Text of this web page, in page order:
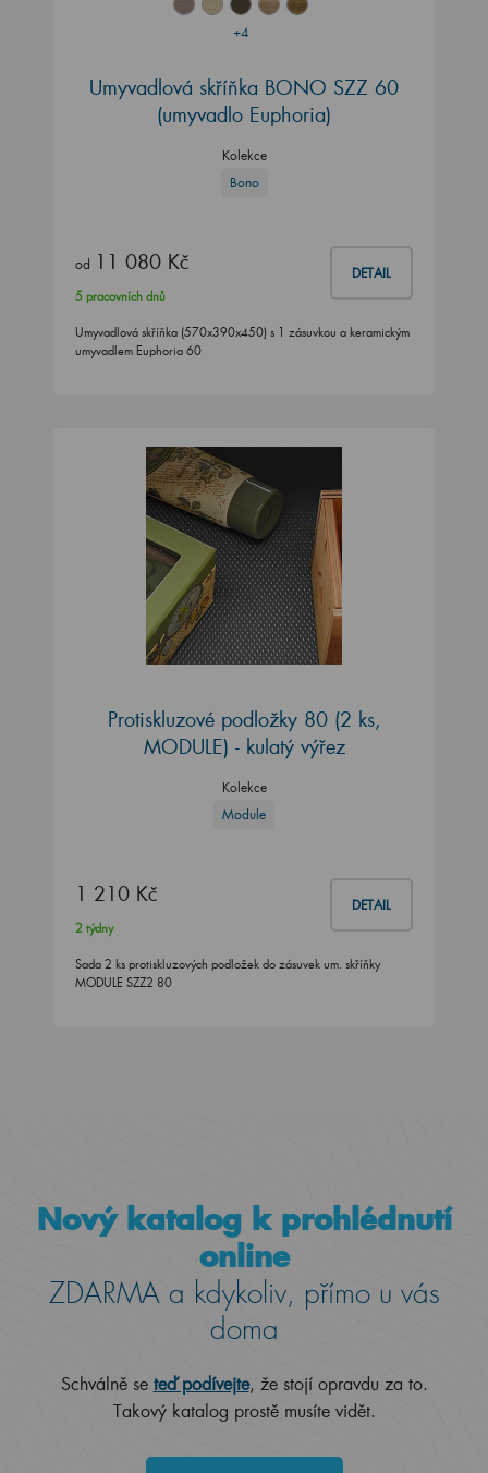
+4
Umyvadlová skříňka BONO SZZ 60
(umyvadlo Euphoria)
Kolekce
Bono
od 11 080 Kč DETAIL
5 pracovních dnů
Umyvadlová skříňka (570x390x450) s 1 zásuvkou a keramickým
umyvadlem Euphoria 60
Protiskluzové podložky 80 (2 ks,
MODULE) - kulatý výřez
Kolekce
Module
1 210 Kč DETAIL
2 týdny
Sada 2 ks protiskluzových podložek do zásuvek um. skříňky
MODULE SZZ2 80
Nový katalog k prohlédnutí
online
ZDARMA a kdykoliv, přímo u vás
doma
Schválně se teď podívejte, že stojí opravdu za to.
Takový katalog prostě musíte vidět.